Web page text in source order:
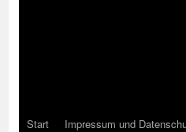
Start Impressum und